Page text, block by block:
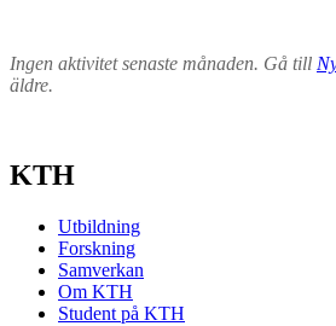
Ingen aktivitet senaste månaden. Gå till
äldre.
KTH
Utbildning
Forskning
Samverkan
Om KTH
Student på KTH